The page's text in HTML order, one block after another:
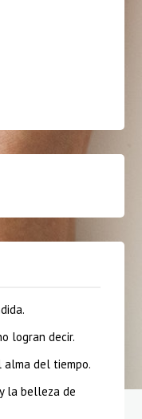
logran decir.
alma del tiempo.
la belleza de